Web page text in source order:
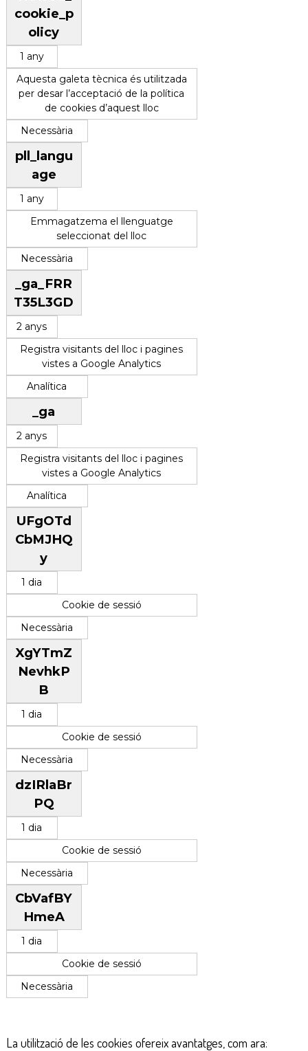
cookie_p
olicy
1 any
Aquesta galeta tècnica és utilitzada
per desar l’acceptació de la política
de cookies d’aquest lloc
Necessària
pll_langu
age
1 any
Emmagatzema el llenguatge
seleccionat del lloc
Necessària
_ga_FRR
T35L3GD
2 anys
Registra visitants del lloc i pagines
vistes a Google Analytics
Analítica
_ga
2 anys
Registra visitants del lloc i pagines
vistes a Google Analytics
Analítica
UFgOTd
CbMJHQ
y
1 dia
Cookie de sessió
Necessària
XgYTmZ
NevhkP
B
1 dia
Cookie de sessió
Necessària
dzIRlaBr
PQ
1 dia
Cookie de sessió
Necessària
CbVafBY
HmeA
1 dia
Cookie de sessió
Necessària
La utilització de les cookies ofereix avantatges, com ara: